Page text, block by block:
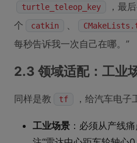
turtle_teleop_key ，最
个
catkin 、
每秒告诉我一次自己在哪。”
2.3 领域适配：工业
同样是教 tf ，给汽车电
工业场景 ：必须从产线